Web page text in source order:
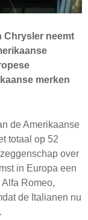
Chrysler neemt
merken
de Amerikaanse
totaal op 52
over
in Europa een
Romeo,
de Italianen nu